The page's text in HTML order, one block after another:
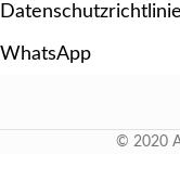
Datenschutzrichtlinie
WhatsApp
© 2020